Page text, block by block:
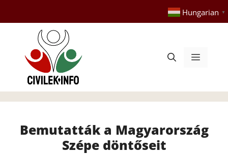
tartalomba
Hungarian ▼
Menü
Bemutatták a Magyarország
Szépe döntőseit